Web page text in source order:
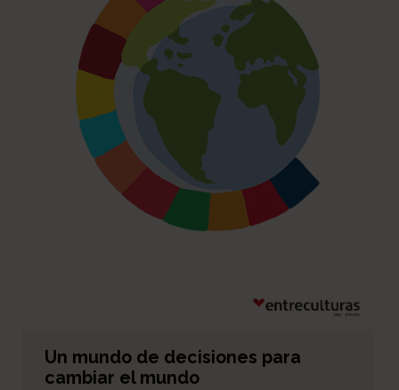
Un mundo de decisiones para
cambiar el mundo